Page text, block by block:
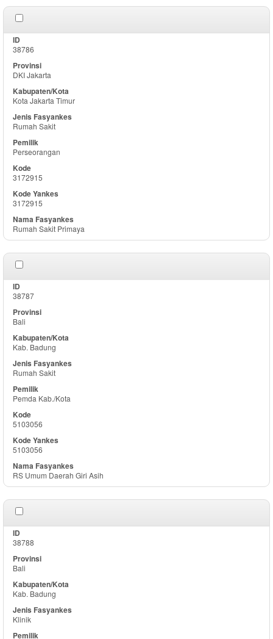
38786
DKI Jakarta
Kota Jakarta Timur
Rumah Sakit
Perseorangan
3172915
3172915
Rumah Sakit Primaya
38787
Bali
Kab. Badung
Rumah Sakit
Pemda Kab./Kota
5103056
5103056
RS Umum Daerah Giri Asih
38788
Bali
Kab. Badung
Klinik